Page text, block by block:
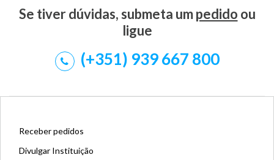
Se tiver dúvidas, submeta umpedido ou
ligue
(+351) 939 667 800
Receber pedidos
Divulgar Instituição